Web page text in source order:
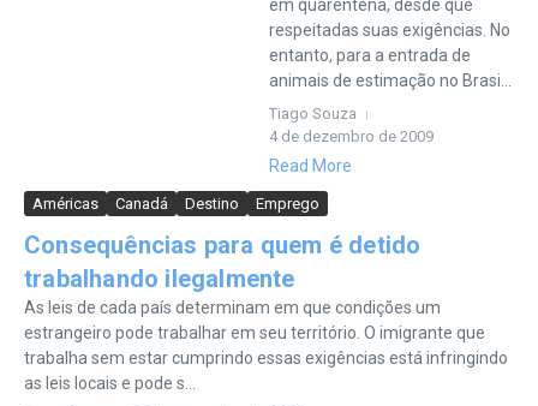
em quarentena, desde que
respeitadas suas exigências. No
entanto, para a entrada de
animais de estimação no Brasi...
Tiago Souza
4 de dezembro de 2009
Read More
Américas Canadá Destino Emprego
Consequências para quem é detido
trabalhando ilegalmente
As leis de cada país determinam em que condições um
estrangeiro pode trabalhar em seu território. O imigrante que
trabalha sem estar cumprindo essas exigências está infringindo
as leis locais e pode s...